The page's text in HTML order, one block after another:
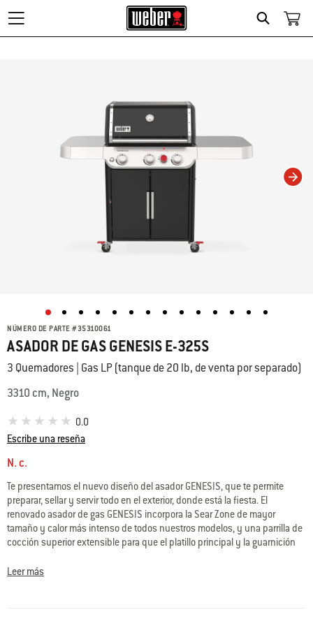
Search
NÚMERO DE PARTE #35310061
ASADOR DE GAS GENESIS E-325S
3 Quemadores | Gas LP (tanque de 20 lb, de venta por separado)
3310 cm, Negro
0.0
Escribe una reseña
N. c.
Te presentamos el nuevo diseño del asador GENESIS, que te permite
preparar, sellar y servir todo en el exterior, donde está la fiesta. El
renovado asador de gas GENESIS incorpora la Sear Zone de mayor
tamaño y calor más intenso de todos nuestros modelos, y una parrilla de
cocción superior extensible para que el platillo principal y la guarnición
lista, trasládala fácilmente a la amplia mesa para preparar y servir, y
Leer más